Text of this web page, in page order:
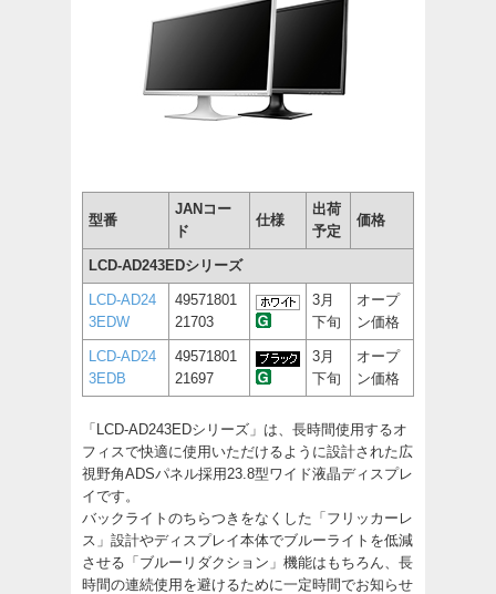
型番
JANコー
ド
仕様
出荷
予定
価格
LCD-AD243EDシリーズ
LCD-AD24
3EDW
49571801
21703
3月
下旬
オープ
ン価格
LCD-AD24
3EDB
49571801
21697
3月
下旬
オープ
ン価格
「LCD-AD243EDシリーズ」は、長時間使用するオ
フィスで快適に使用いただけるように設計された広
視野角ADSパネル採用23.8型ワイド液晶ディスプレ
イです。
バックライトのちらつきをなくした「フリッカーレ
ス」設計やディスプレイ本体でブルーライトを低減
させる「ブルーリダクション」機能はもちろん、長
時間の連続使用を避けるために一定時間でお知らせ